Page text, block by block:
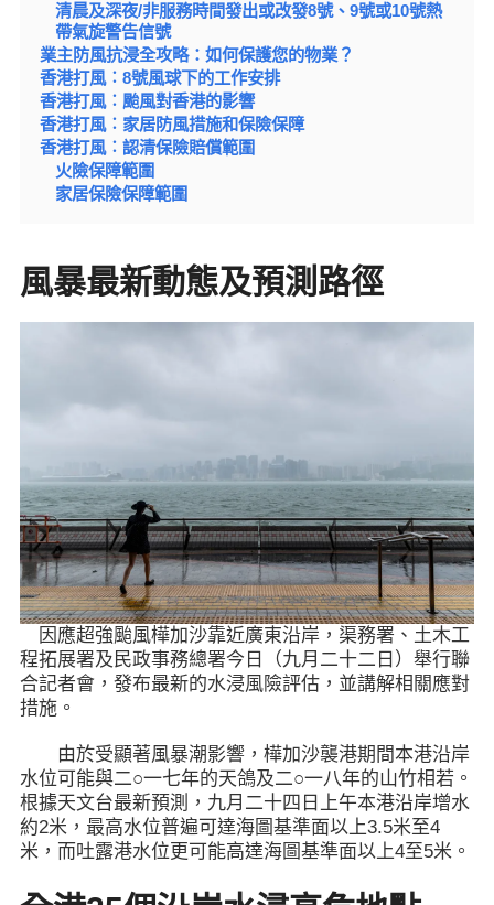
清晨及深夜/非服務時間發出或改發8號、9號或10號熱
帶氣旋警告信號
業主防風抗浸全攻略：如何保護您的物業？
香港打風︰8號風球下的工作安排
香港打風︰颱風對香港的影響
香港打風︰家居防風措施和保險保障
香港打風︰認清保險賠償範圍
火險保障範圍
家居保險保障範圍
風暴最新動態及預測路徑
因應超強颱風樺加沙靠近廣東沿岸，渠務署、土木工
程拓展署及民政事務總署今日（九月二十二日）舉行聯
合記者會，發布最新的水浸風險評估，並講解相關應對
措施。
由於受顯著風暴潮影響，樺加沙襲港期間本港沿岸
水位可能與二○一七年的天鴿及二○一八年的山竹相若。
根據天文台最新預測，九月二十四日上午本港沿岸增水
約2米，最高水位普遍可達海圖基準面以上3.5米至4
米，而吐露港水位更可能高達海圖基準面以上4至5米。